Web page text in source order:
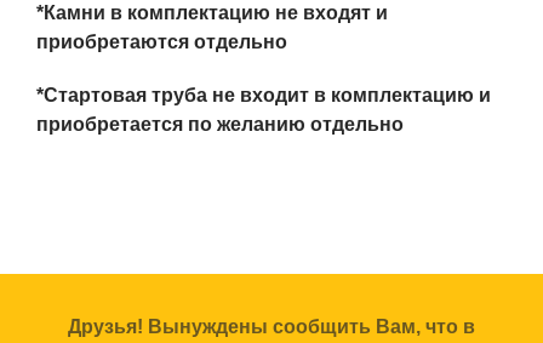
*Камни в комплектацию не входят и
приобретаются отдельно
*Стартовая труба не входит в комплектацию и
приобретается по желанию отдельно
Друзья! Вынуждены сообщить Вам, что в